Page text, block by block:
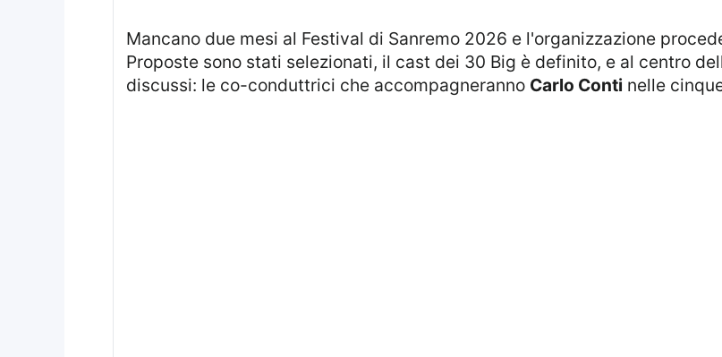
Mancano due mesi al Festival di Sanremo 2026 e l'organizzazione procede con decisione. I finalisti delle Nuove
Proposte sono stati selezionati, il cast dei 30 Big è definito, e al centro
discussi: le co-conduttrici che accompagneranno Carlo Conti nelle